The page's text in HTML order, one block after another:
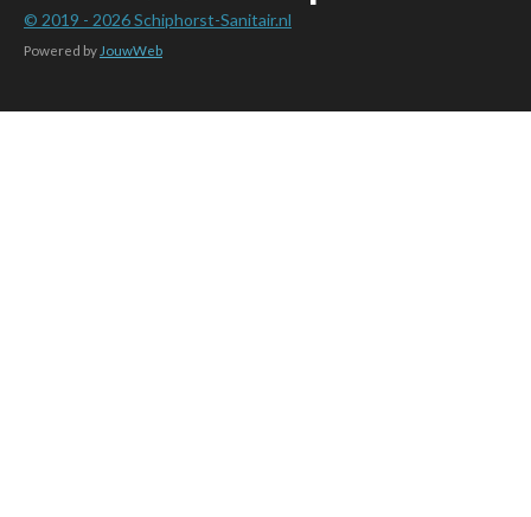
© 2019 - 2026Schiphorst-Sanitair.nl
Powered by JouwWeb